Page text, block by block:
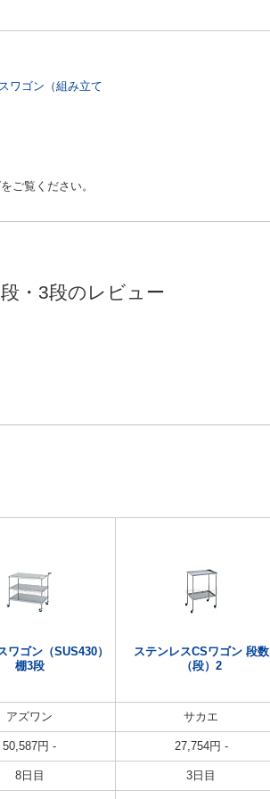
ワゴン（組み立て
ご覧ください。
・3段のレビュー
ワゴン（SUS430）
棚3段
ステンレスCSワゴン 段数
（段）2
アズワン サカエ
50,587円 - 27,754円 -
8日目 3日目